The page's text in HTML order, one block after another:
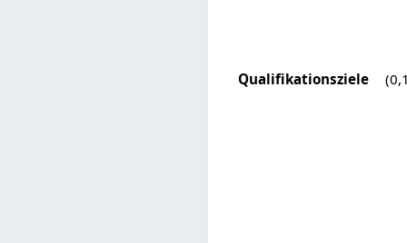
Qualifikationsziele